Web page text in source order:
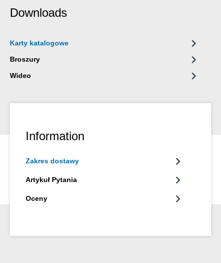
Downloads
Karty katalogowe
Broszury
Wideo
Information
Zakres dostawy
Artykuł Pytania
Oceny